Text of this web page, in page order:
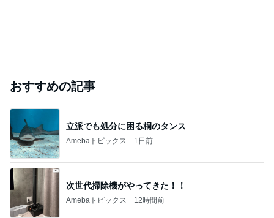
おすすめの記事
立派でも処分に困る桐のタンス
Amebaトピックス 1日前
次世代掃除機がやってきた！！
Amebaトピックス 12時間前